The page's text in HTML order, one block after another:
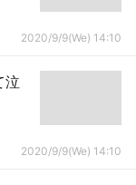
2020/9/9(We) 14:10
泣
2020/9/9(We) 14:10